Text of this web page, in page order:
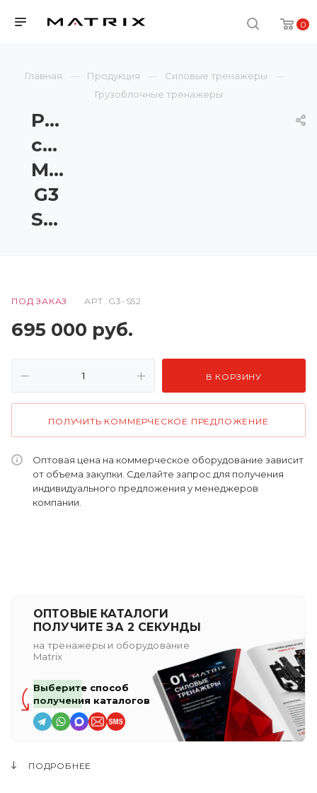
0
Главная Продукция
Силовые тренажеры
Грузоблочные тренажеры
Разгибание
спины
Matrix
G3
S52
ПОД ЗАКАЗ АРТ. G3-S52
695 000 руб.
В КОРЗИНУ
ПОЛУЧИТЬ КОММЕРЧЕСКОЕ ПРЕДЛОЖЕНИЕ
Оптовая цена на коммерческое оборудование зависит
от объема закупки. Сделайте запрос для получения
индивидуального предложения у менеджеров
компании.
ОПТОВЫЕ КАТАЛОГИ
ПОЛУЧИТЕ ЗА 2 СЕКУНДЫ
на тренажеры и оборудование
Matrix
Выберите способ
получения каталогов
ПОДРОБНЕЕ